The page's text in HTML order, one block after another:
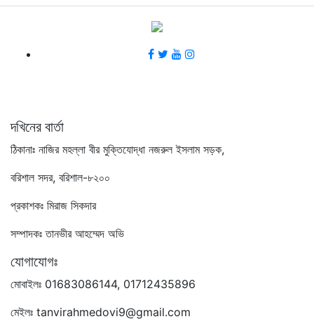
দখিনের বার্তা
ঠিকানাঃ নাজির মহল্লা বীর মুক্তিযোদ্ধা নজরুল ইসলাম সড়ক,
বরিশাল সদর, বরিশাল-৮২০০
প্রকাশকঃ মিরাজ সিকদার
সম্পাদকঃ তানভীর আহম্মেদ অভি
যোগাযোগঃ
মোবাইলঃ 01683086144, 01712435896
মেইলঃ tanvirahmedovi9@gmail.com